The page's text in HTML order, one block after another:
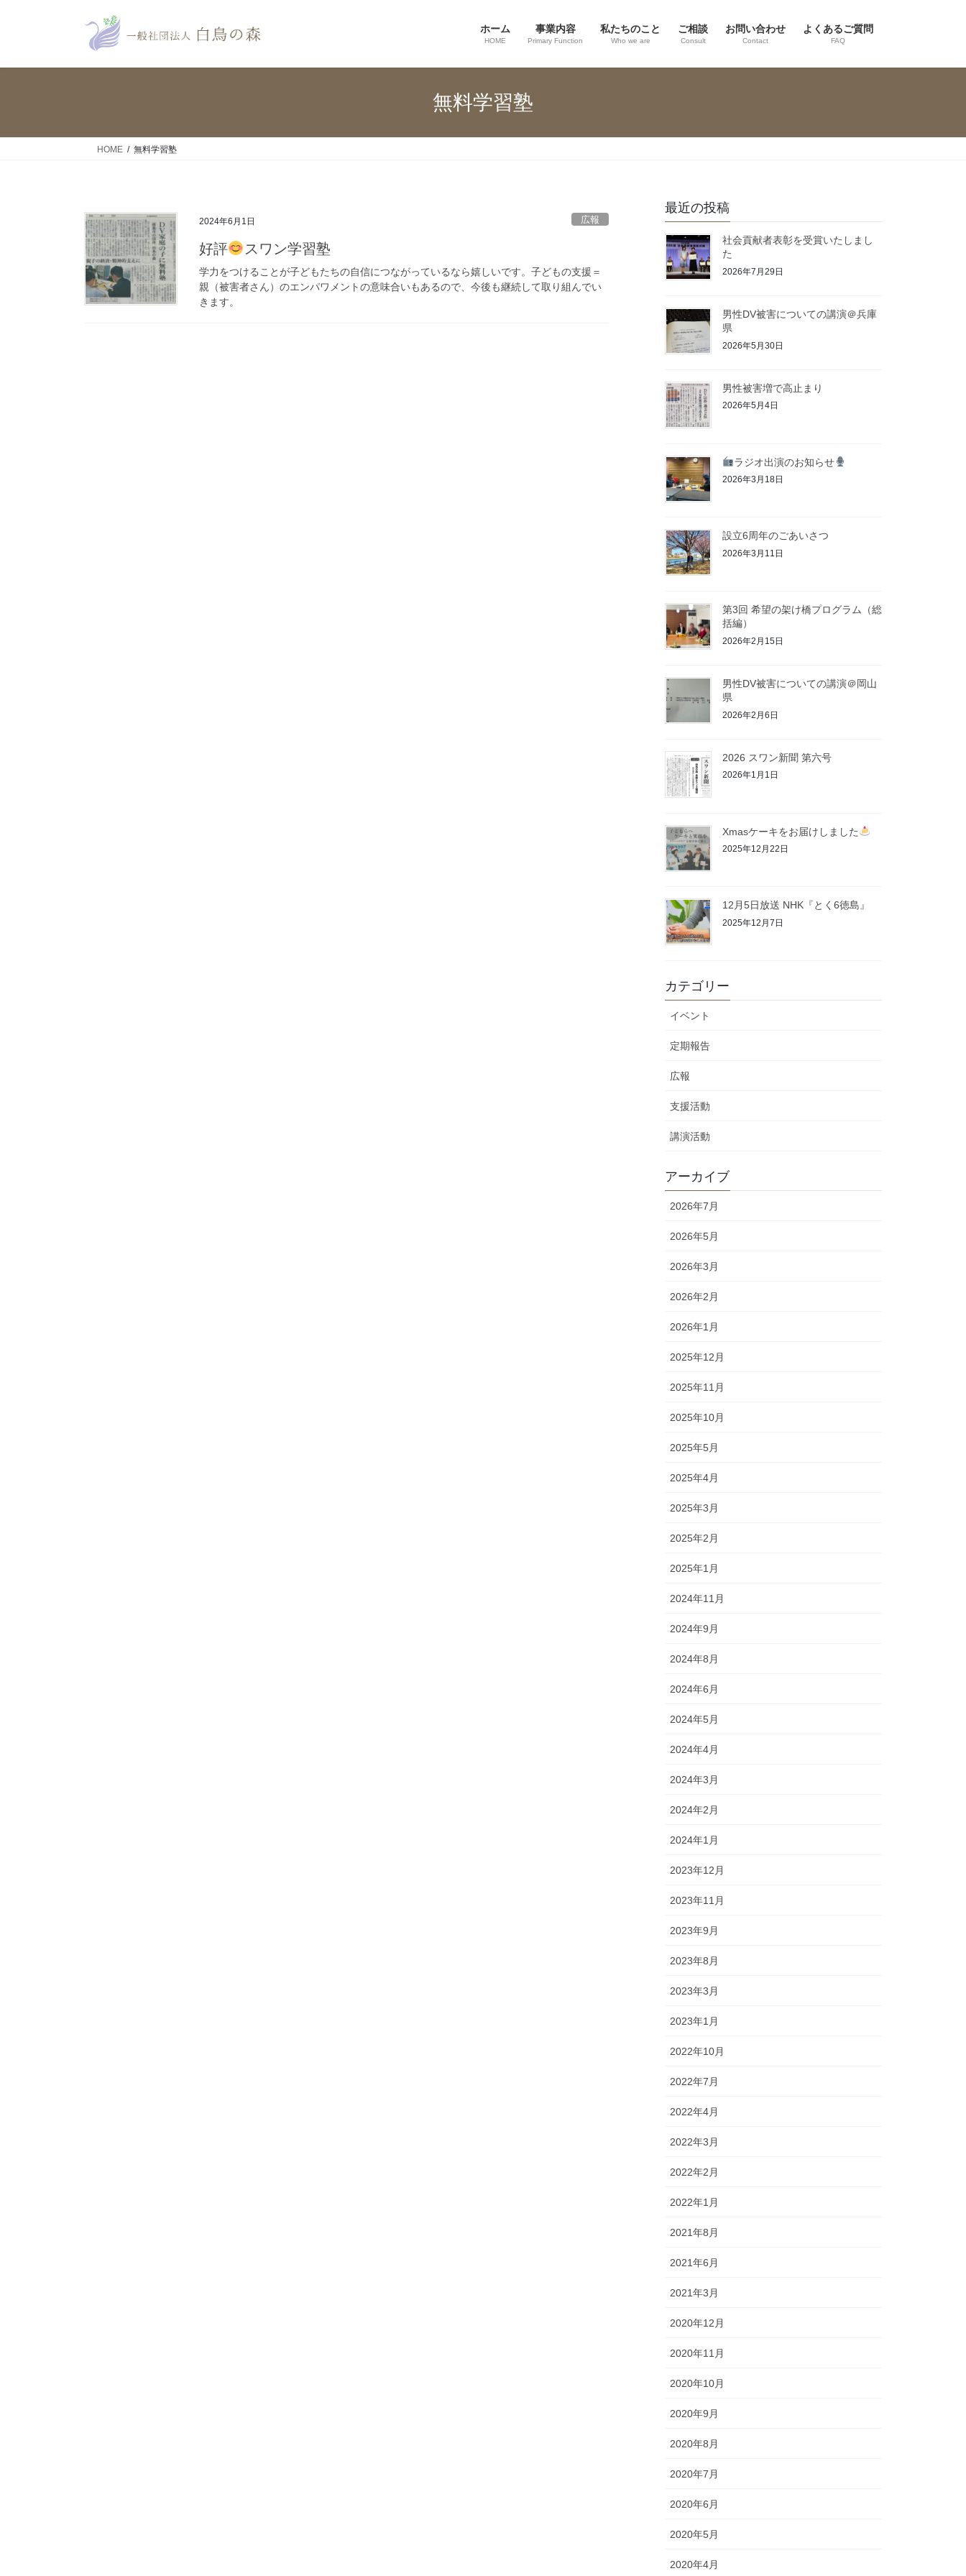
ホーム
HOME
事業内容
Primary Function
私たちのこと
Who we are
ご相談
Consult
お問い合わせ
Contact
よくあるご質問
FAQ
無料学習塾
HOME 無料学習塾
2024年6月1日 広報
好評 スワン学習塾
学力をつけることが子どもたちの自信につながっているなら嬉しいです。子どもの支援＝
親（被害者さん）のエンパワメントの意味合いもあるので、今後も継続して取り組んでい
きます。
最近の投稿
社会貢献者表彰を受賞いたしまし
た
2026年7月29日
男性DV被害についての講演＠兵庫
県
2026年5月30日
男性被害増で高止まり
2026年5月4日
ラジオ出演のお知らせ
2026年3月18日
設立6周年のごあいさつ
2026年3月11日
第3回 希望の架け橋プログラム（総
括編）
2026年2月15日
男性DV被害についての講演＠岡山
県
2026年2月6日
2026 スワン新聞 第六号
2026年1月1日
Xmasケーキをお届けしました
2025年12月22日
12月5日放送 NHK『とく6徳島』
2025年12月7日
カテゴリー
イベント
定期報告
広報
支援活動
講演活動
アーカイブ
2026年7月
2026年5月
2026年3月
2026年2月
2026年1月
2025年12月
2025年11月
2025年10月
2025年5月
2025年4月
2025年3月
2025年2月
2025年1月
2024年11月
2024年9月
2024年8月
2024年6月
2024年5月
2024年4月
2024年3月
2024年2月
2024年1月
2023年12月
2023年11月
2023年9月
2023年8月
2023年3月
2023年1月
2022年10月
2022年7月
2022年4月
2022年3月
2022年2月
2022年1月
2021年8月
2021年6月
2021年3月
2020年12月
2020年11月
2020年10月
2020年9月
2020年8月
2020年7月
2020年6月
2020年5月
2020年4月